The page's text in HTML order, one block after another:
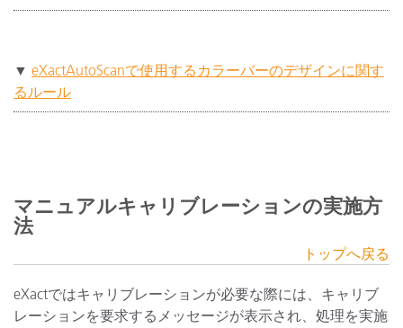
▼ eXactAutoScanで使用するカラーバーのデザインに関す
るルール
マニュアルキャリブレーションの実施方
法
トップへ戻る
eXactではキャリブレーションが必要な際には、キャリブ
レーションを要求するメッセージが表示され、処理を実施